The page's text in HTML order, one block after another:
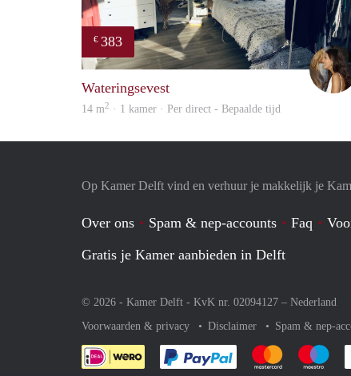
€ 383
Wateringsevest
14 m2 · 1 kamer · Per direct - Bepaalde tijd
Op Kamer Delft vind en verhuur je makkelijk je
Over ons Spam & nep-accounts Faq
Gratis je Kamer aanbieden in Delft
© 2026 - Kamer Delft - KvK nr. 02094127 – Nederland
Voorwaarden & privacy
Disclaimer Spam & nep-
Je rekent gemakkelijk af
Je rekent Je